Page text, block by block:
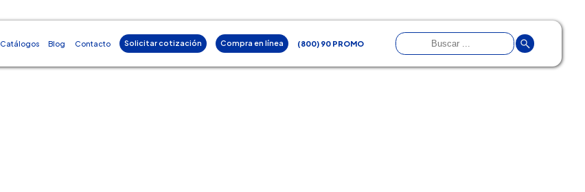
Catálogos Blog Contacto Solicitar cotización Compra en línea (800) 90 PROMO